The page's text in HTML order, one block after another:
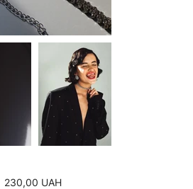
Ціна
230,00 UAH